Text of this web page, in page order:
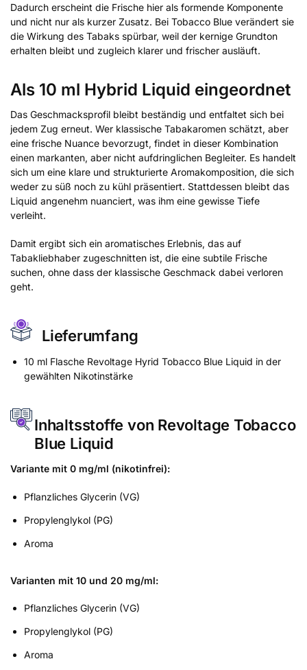
Dadurch erscheint die Frische hier als formende Komponente
und nicht nur als kurzer Zusatz. Bei Tobacco Blue verändert sie
die Wirkung des Tabaks spürbar, weil der kernige Grundton
erhalten bleibt und zugleich klarer und frischer ausläuft.
Als 10 ml Hybrid Liquid eingeordnet
Das Geschmacksprofil bleibt beständig und entfaltet sich bei
jedem Zug erneut. Wer klassische Tabakaromen schätzt, aber
eine frische Nuance bevorzugt, findet in dieser Kombination
einen markanten, aber nicht aufdringlichen Begleiter. Es handelt
sich um eine klare und strukturierte Aromakomposition, die sich
weder zu süß noch zu kühl präsentiert. Stattdessen bleibt das
Liquid angenehm nuanciert, was ihm eine gewisse Tiefe
verleiht.
Damit ergibt sich ein aromatisches Erlebnis, das auf
Tabakliebhaber zugeschnitten ist, die eine subtile Frische
suchen, ohne dass der klassische Geschmack dabei verloren
geht.
Lieferumfang
10 ml Flasche Revoltage Hyrid Tobacco Blue Liquid in der
gewählten Nikotinstärke
Inhaltsstoffe von Revoltage Tobacco
Blue Liquid
Variante mit 0 mg/ml (nikotinfrei):
Pflanzliches Glycerin (VG)
Propylenglykol (PG)
Aroma
Varianten mit 10 und 20 mg/ml:
Pflanzliches Glycerin (VG)
Propylenglykol (PG)
Aroma